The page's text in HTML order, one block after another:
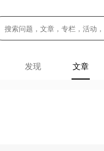
发现 文章